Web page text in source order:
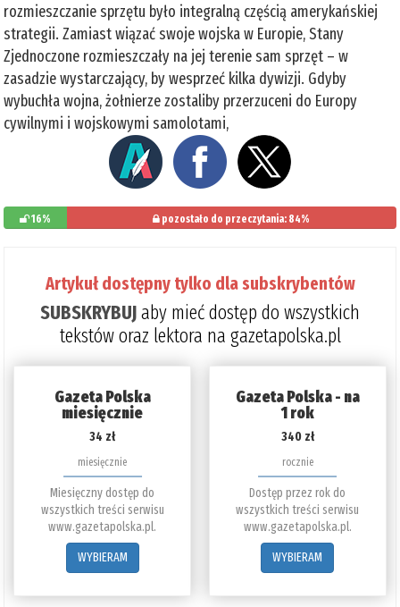
rozmieszczanie sprzętu było integralną częścią amerykańskiej
strategii. Zamiast wiązać swoje wojska w Europie, Stany
Zjednoczone rozmieszczały na jej terenie sam sprzęt – w
zasadzie wystarczający, by wesprzeć kilka dywizji. Gdyby
wybuchła wojna, żołnierze zostaliby przerzuceni do Europy
cywilnymi i wojskowymi samolotami,
16% pozostało do przeczytania: 84%
Artykuł dostępny tylko dla subskrybentów
SUBSKRYBUJaby mieć dostęp do wszystkich
tekstów oraz lektora na gazetapolska.pl
Gazeta Polska
miesięcznie
34 zł
miesięcznie
Miesięczny dostęp do
wszystkich treści serwisu
www.gazetapolska.pl.
WYBIERAM
Gazeta Polska - na
1 rok
340 zł
rocznie
Dostęp przez rok do
wszystkich treści serwisu
www.gazetapolska.pl.
WYBIERAM